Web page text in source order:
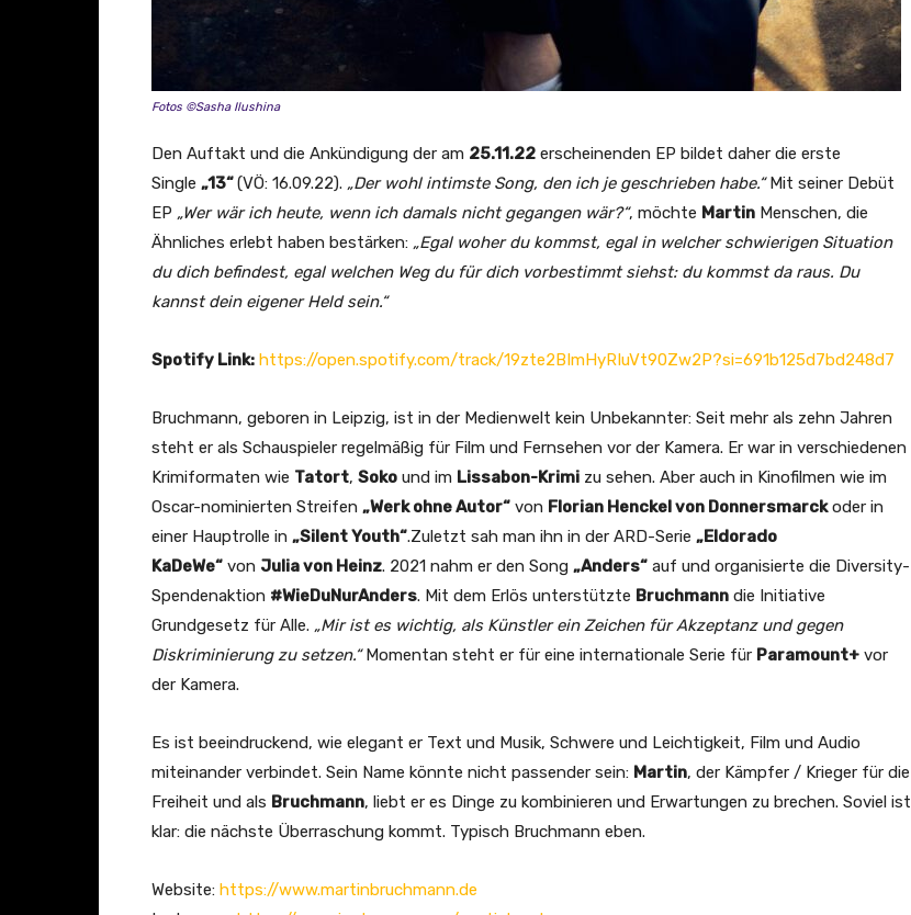
Fotos ©Sasha Ilushina
Den Auftakt und die Ankündigung der am 25.11.22 erscheinenden EP bildet daher die erste
Single „13“(VÖ: 16.09.22). „Der wohl intimste Song, den ich je geschrieben habe.“ Mit seiner Debüt
EP „Wer wär ich heute, wenn ich damals nicht gegangen wär?“, möchte Martin Menschen, die
Ähnliches erlebt haben bestärken: „Egal woher du kommst, egal in welcher schwierigen Situation
du dich befindest, egal welchen Weg du für dich vorbestimmt siehst: du kommst da raus. Du
kannst dein eigener Held sein.“
Spotify Link: https://open.spotify.com/track/19zte2BImHyRIuVt90Zw2P?si=691b125d7bd248d7
Bruchmann, geboren in Leipzig, ist in der Medienwelt kein Unbekannter: Seit mehr als zehn Jahren
steht er als Schauspieler regelmäßig für Film und Fernsehen vor der Kamera. Er war in verschiedenen
Krimiformaten wie Tatort, Soko und im Lissabon-Krimi zu sehen. Aber auch in Kinofilmen wie im
Oscar-nominierten Streifen „Werk ohne Autor“ von Florian Henckel von Donnersmarckoder in
einer Hauptrolle in „Silent Youth“.Zuletzt sah man ihn in der ARD-Serie „Eldorado
KaDeWe“ von Julia von Heinz. 2021 nahm er den Song „Anders“ auf und organisierte die Diversity-
Spendenaktion #WieDuNurAnders. Mit dem Erlös unterstützte Bruchmann die Initiative
Grundgesetz für Alle. „Mir ist es wichtig, als Künstler ein Zeichen für Akzeptanz und gegen
Diskriminierung zu setzen.“Momentan steht er für eine internationale Serie für Paramount+ vor
der Kamera.
Es ist beeindruckend, wie elegant er Text und Musik, Schwere und Leichtigkeit, Film und Audio
miteinander verbindet. Sein Name könnte nicht passender sein: Martin, der Kämpfer / Krieger für die
Freiheit und als Bruchmann, liebt er es Dinge zu kombinieren und Erwartungen zu brechen. Soviel ist
klar: die nächste Überraschung kommt. Typisch Bruchmann eben.
Website: https://www.martinbruchmann.de